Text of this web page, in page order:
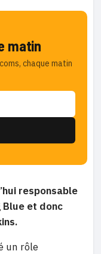
matin
chaque matin
responsable
et donc
un rôle